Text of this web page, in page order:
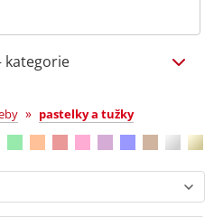
kategorie
» pastelky a tužky